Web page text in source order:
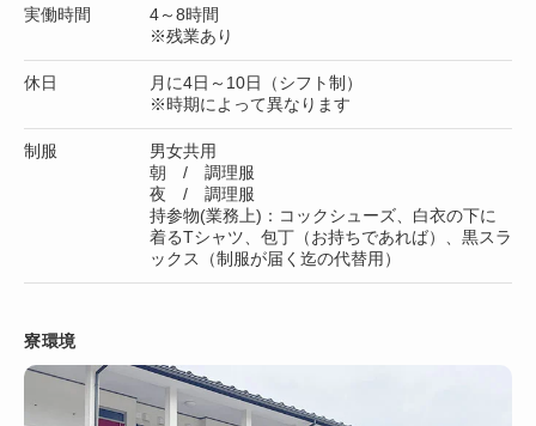
実働時間
4～8時間
※残業あり
休日
月に4日～10日（シフト制）
※時期によって異なります
制服
男女共用
朝 / 調理服
夜 / 調理服
持参物(業務上)：コックシューズ、白衣の下に
着るTシャツ、包丁（お持ちであれば）、黒スラ
ックス（制服が届く迄の代替用）
寮環境